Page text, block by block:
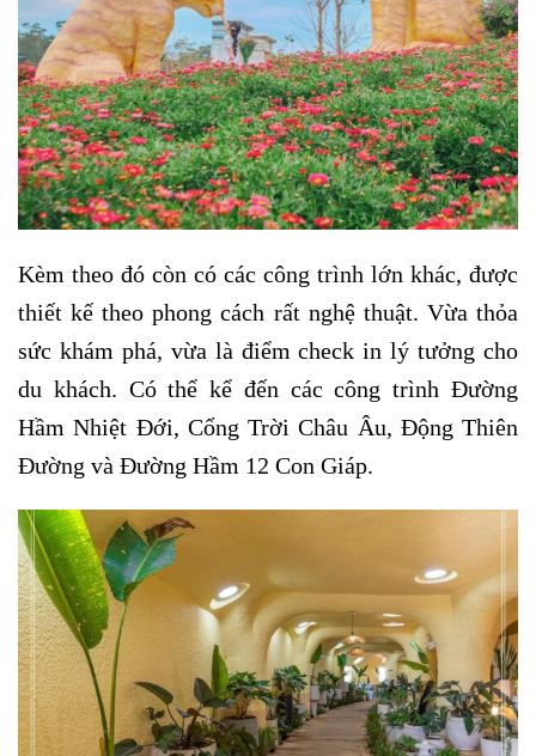
Kèm theo đó còn có các công trình lớn khác, được
thiết kế theo phong cách rất nghệ thuật. Vừa thỏa
sức khám phá, vừa là điểm check in lý tưởng cho
du khách. Có thể kể đến các công trình Đường
Hầm Nhiệt Đới, Cổng Trời Châu Âu, Động Thiên
Đường và Đường Hầm 12 Con Giáp.